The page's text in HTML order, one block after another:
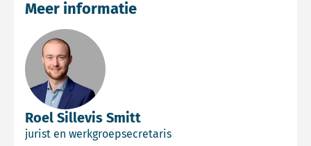
Roel Sillevis Smitt
jurist en werkgroepsecretaris
Meer informatie